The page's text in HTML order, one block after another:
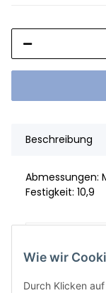
Beschreibung
Abmessungen:
Festigkeit: 10,9
Wie wir
Durch Klicken